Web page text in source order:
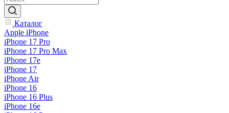
Каталог
Apple iPhone
iPhone 17 Pro
iPhone 17 Pro Max
iPhone 17e
iPhone 17
iPhone Air
iPhone 16
iPhone 16 Plus
iPhone 16e